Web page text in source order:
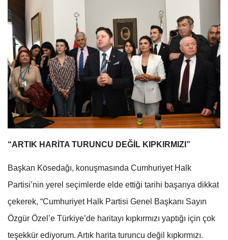
“ARTIK HARİTA TURUNCU DEĞİL KIPKIRMIZI”
Başkan Kösedağı, konuşmasında Cumhuriyet Halk
Partisi’nin yerel seçimlerde elde ettiği tarihi başarıya dikkat
çekerek, “Cumhuriyet Halk Partisi Genel Başkanı Sayın
Özgür Özel’e Türkiye’de haritayı kıpkırmızı yaptığı için çok
teşekkür ediyorum. Artık harita turuncu değil kıpkırmızı.